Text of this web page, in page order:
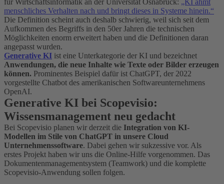
menschliches Verhalten nach und bringt dieses in Systeme hinein.“
Die Definition scheint auch deshalb schwierig, weil sich seit dem
Aufkommen des Begriffs in den 50er Jahren die technischen
Möglichkeiten enorm erweitert haben und die Definitionen daran
angepasst wurden.
Generative KI ist eine Unterkategorie der KI und bezeichnet
Anwendungen, die neue Inhalte wie Texte oder Bilder erzeugen
können. Prominentes Beispiel dafür ist ChatGPT, der 2022
vorgestellte Chatbot des amerikanischen Softwareunternehmens
OpenAI.
Generative KI bei Scopevisio:
Wissensmanagement neu gedacht
Bei Scopevisio planen wir derzeit die Integration von KI-
Modellen im Stile von ChatGPT in unsere Cloud
Unternehmenssoftware. Dabei gehen wir sukzessive vor. Als
erstes Projekt haben wir uns die Online-Hilfe vorgenommen. Das
Dokumentenmanagementsystem (Teamwork) und die komplette
Scopevisio-Anwendung sollen folgen.